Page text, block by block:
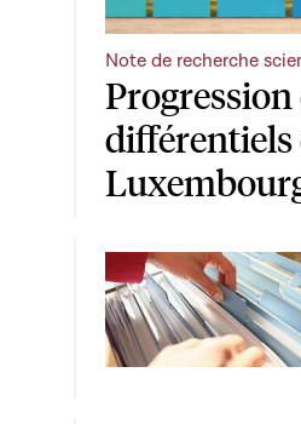
Progression
différentiels
Note de recherche